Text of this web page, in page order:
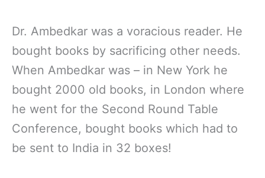
Dr. Ambedkar was a voracious reader. He
bought books by sacrificing other needs.
When Ambedkar was – in New York he
bought 2000 old books, in London where
he went for the Second Round Table
Conference, bought books which had to
be sent to India in 32 boxes!